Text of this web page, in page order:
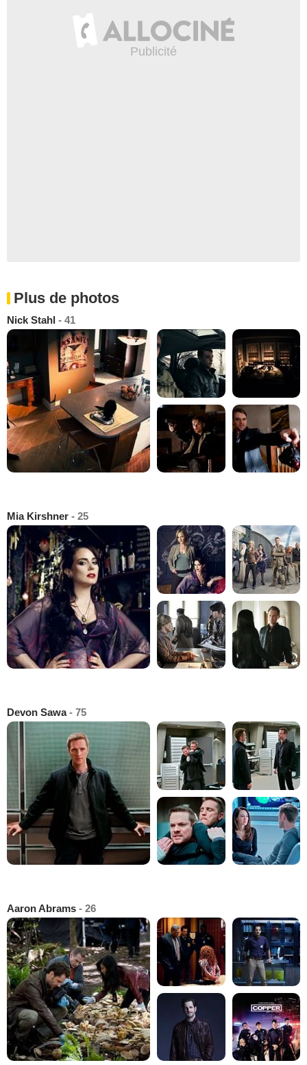
Plus de photos
Nick Stahl - 41
Mia Kirshner - 25
Devon Sawa- 75
Aaron Abrams - 26